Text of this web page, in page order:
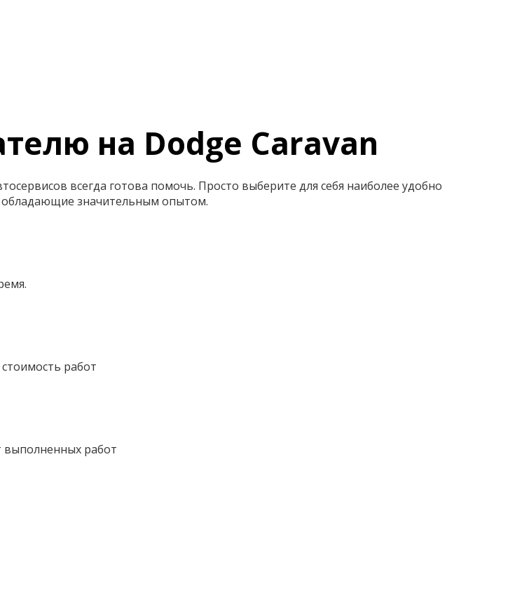
на Dodge Caravan
всегда готова помочь. Просто выберите для себя наиболее удобно
значительным опытом.
работ
работ